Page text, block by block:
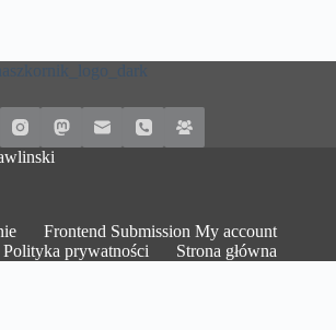
Frontend Submission My account
Polityka prywatności Strona główna